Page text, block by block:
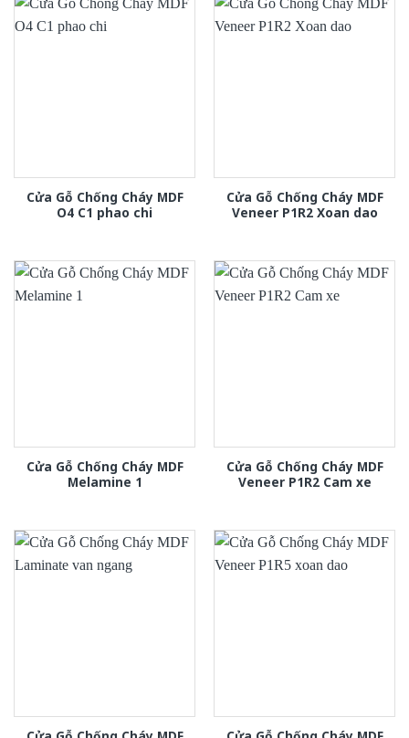
Cửa Gỗ Chống Cháy MDF
O4 C1 phao chi
Cửa Gỗ Chống Cháy MDF
Veneer P1R2 Xoan dao
Cửa Gỗ Chống Cháy MDF
Melamine 1
Cửa Gỗ Chống Cháy MDF
Veneer P1R2 Cam xe